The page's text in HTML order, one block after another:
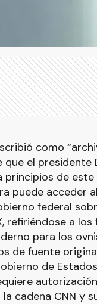
como
el presidente
principios de este
puede acceder
federal
refiriéndose a
para los
de fuente
de
cadena CNN y